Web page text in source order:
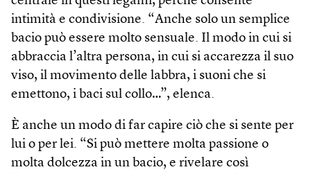
intimità e condivisione. “Anche solo un semplice
bacio può essere molto sensuale. Il modo in cui si
abbraccia l’altra persona, in cui si accarezza il suo
viso, il movimento delle labbra, i suoni che si
emettono, i baci sul collo…”, elenca.
È anche un modo di far capire ciò che si sente per
lui o per lei. “Si può mettere molta passione o
molta dolcezza in un bacio, e rivelare così